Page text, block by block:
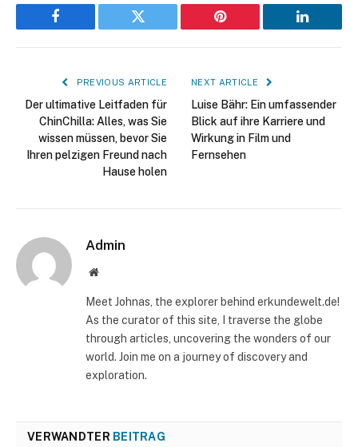
Facebook Twitter Pinterest LinkedIn
PREVIOUS ARTICLE
Der ultimative Leitfaden für
ChinChilla: Alles, was Sie
wissen müssen, bevor Sie
Ihren pelzigen Freund nach
Hause holen
NEXT ARTICLE
Luise Bähr: Ein umfassender
Blick auf ihre Karriere und
Wirkung in Film und
Fernsehen
Admin
Website
Meet Johnas, the explorer behind erkundewelt.de!
As the curator of this site, I traverse the globe
through articles, uncovering the wonders of our
world. Join me on a journey of discovery and
exploration.
VERWANDTER BEITRAG